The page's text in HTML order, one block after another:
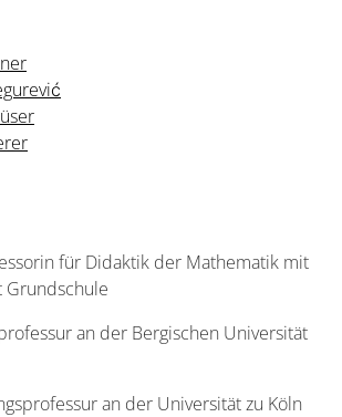
für Didaktik der Mathematik mit
an der Bergischen Universität
an der Universität zu Köln